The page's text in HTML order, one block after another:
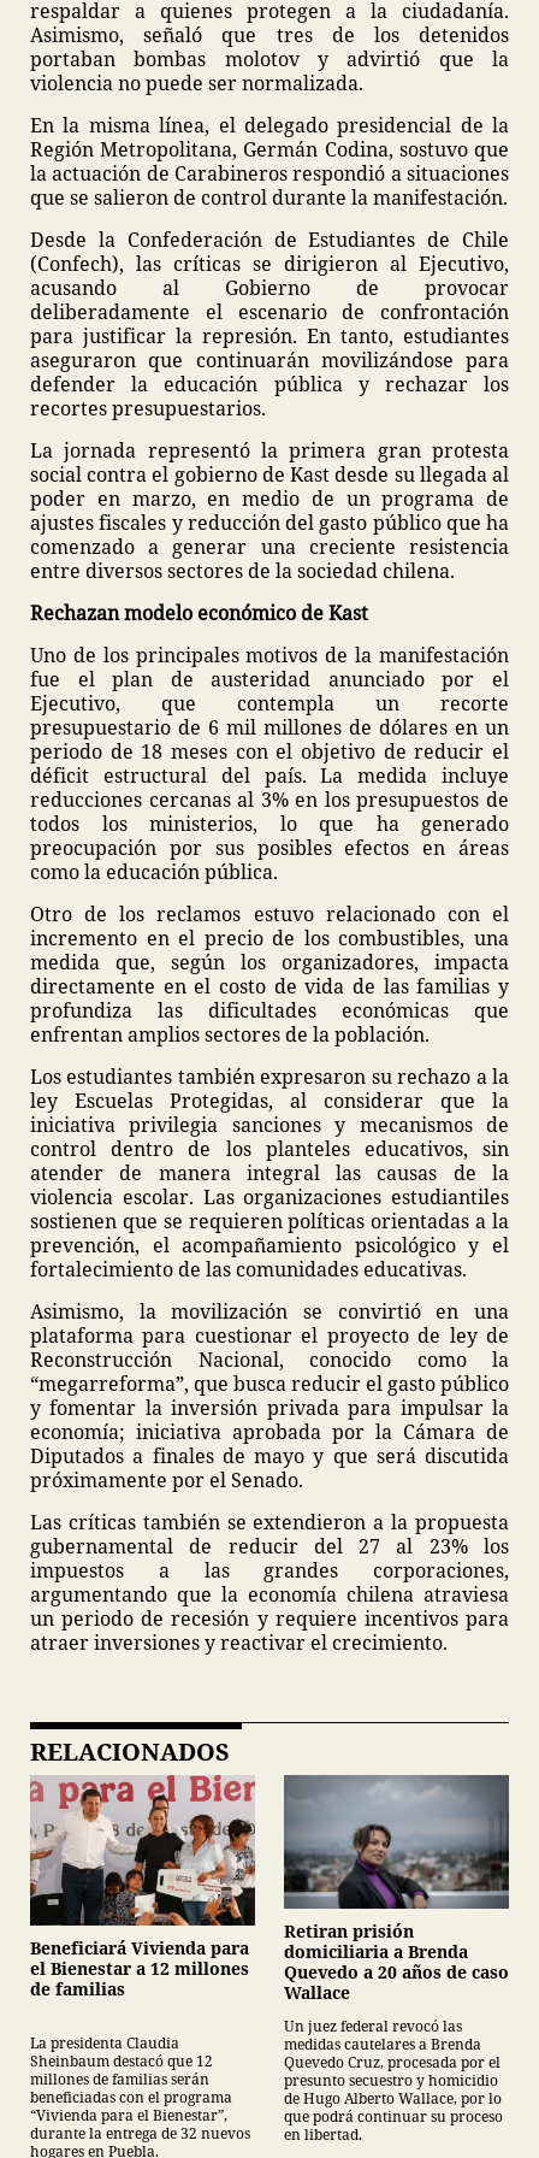
respaldar a quienes protegen a la ciudadanía.
Asimismo, señaló que tres de los detenidos
portaban bombas molotov y advirtió que la
violencia no puede ser normalizada.
En la misma línea, el delegado presidencial de la
Región Metropolitana, Germán Codina, sostuvo que
la actuación de Carabineros respondió a situaciones
que se salieron de control durante la manifestación.
Desde la Confederación de Estudiantes de Chile
(Confech), las críticas se dirigieron al Ejecutivo,
acusando al Gobierno de provocar
deliberadamente el escenario de confrontación
para justificar la represión. En tanto, estudiantes
aseguraron que continuarán movilizándose para
defender la educación pública y rechazar los
recortes presupuestarios.
La jornada representó la primera gran protesta
social contra el gobierno de Kast desde su llegada al
poder en marzo, en medio de un programa de
ajustes fiscales y reducción del gasto público que ha
comenzado a generar una creciente resistencia
entre diversos sectores de la sociedad chilena.
Rechazan modelo económico de Kast
Uno de los principales motivos de la manifestación
fue el plan de austeridad anunciado por el
Ejecutivo, que contempla un recorte
presupuestario de 6 mil millones de dólares en un
periodo de 18 meses con el objetivo de reducir el
déficit estructural del país. La medida incluye
reducciones cercanas al 3% en los presupuestos de
todos los ministerios, lo que ha generado
preocupación por sus posibles efectos en áreas
como la educación pública.
Otro de los reclamos estuvo relacionado con el
incremento en el precio de los combustibles, una
medida que, según los organizadores, impacta
directamente en el costo de vida de las familias y
profundiza las dificultades económicas que
enfrentan amplios sectores de la población.
Los estudiantes también expresaron su rechazo a la
ley Escuelas Protegidas, al considerar que la
iniciativa privilegia sanciones y mecanismos de
control dentro de los planteles educativos, sin
atender de manera integral las causas de la
violencia escolar. Las organizaciones estudiantiles
sostienen que se requieren políticas orientadas a la
prevención, el acompañamiento psicológico y el
fortalecimiento de las comunidades educativas.
Asimismo, la movilización se convirtió en una
plataforma para cuestionar el proyecto de ley de
Reconstrucción Nacional, conocido como la
“megarreforma”, que busca reducir el gasto público
y fomentar la inversión privada para impulsar la
economía; iniciativa aprobada por la Cámara de
Diputados a finales de mayo y que será discutida
próximamente por el Senado.
Las críticas también se extendieron a la propuesta
gubernamental de reducir del 27 al 23% los
impuestos a las grandes corporaciones,
argumentando que la economía chilena atraviesa
un periodo de recesión y requiere incentivos para
atraer inversiones y reactivar el crecimiento.
RELACIONADOS
Beneficiará Vivienda para
el Bienestar a 12 millones
de familias
La presidenta Claudia
Sheinbaum destacó que 12
millones de familias serán
beneficiadas con el programa
“Vivienda para el Bienestar”,
durante la entrega de 32 nuevos
hogares en Puebla.
Retiran prisión
domiciliaria a Brenda
Quevedo a 20 años de caso
Wallace
Un juez federal revocó las
medidas cautelares a Brenda
Quevedo Cruz, procesada por el
presunto secuestro y homicidio
de Hugo Alberto Wallace, por lo
que podrá continuar su proceso
en libertad.